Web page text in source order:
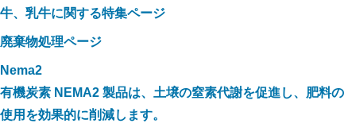
牛、乳牛に関する特集ページ
廃棄物処理ページ
Nema2
有機炭素 NEMA2 製品は、土壌の窒素代謝を促進し、肥料の
使用を効果的に削減します。